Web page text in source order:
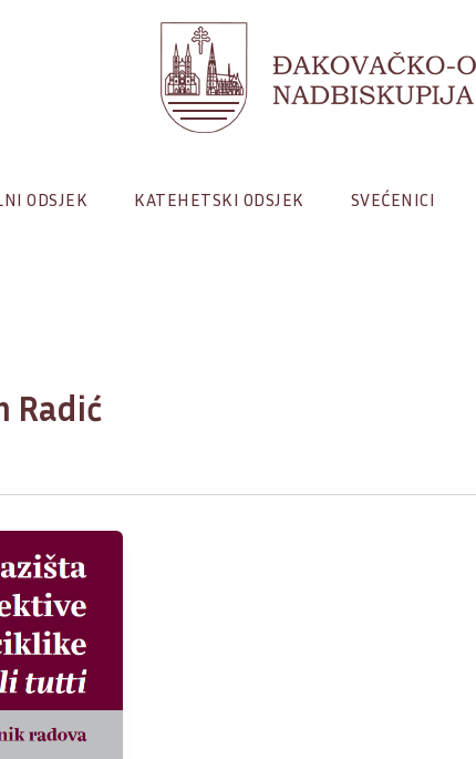
ODSJEK KATEHETSKI ODSJEK SVEĆENICI
Radić